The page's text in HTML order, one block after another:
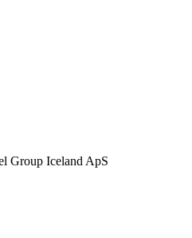
Group Iceland ApS